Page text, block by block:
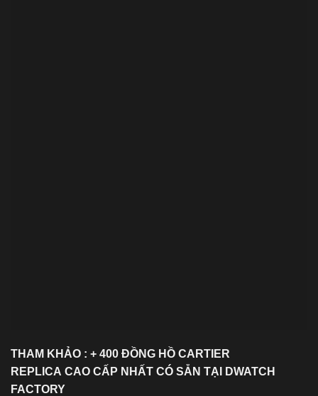
THAM KHẢO : + 400 ĐỒNG HỒ CARTIER
REPLICA CAO CẤP NHẤT CÓ SẴN TẠI DWATCH
FACTORY